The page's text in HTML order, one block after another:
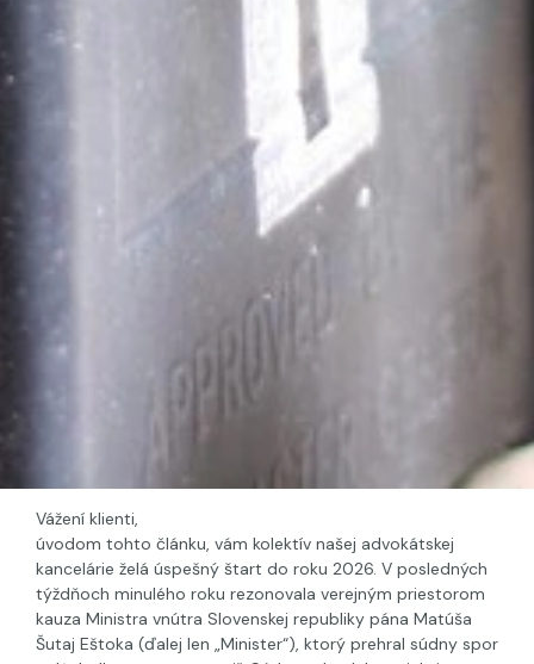
Vážení klienti,
úvodom tohto článku, vám kolektív našej advokátskej
kancelárie želá úspešný štart do roku 2026. V posledných
týždňoch minulého roku rezonovala verejným priestorom
kauza Ministra vnútra Slovenskej republiky pána Matúša
Šutaj Eštoka (ďalej len „Minister“), ktorý prehral súdny spor